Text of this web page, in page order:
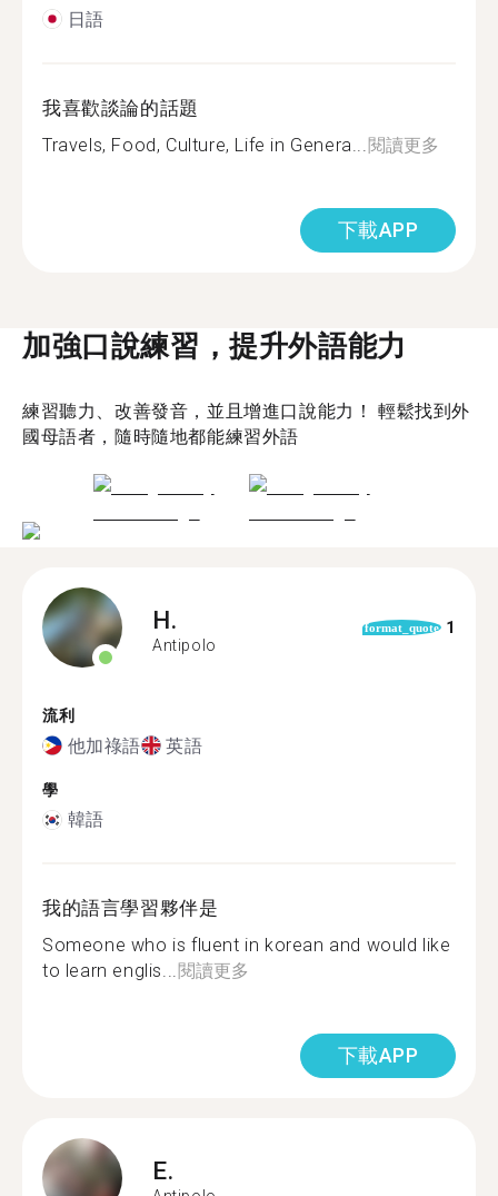
日語
我喜歡談論的話題
Travels, Food, Culture, Life in Genera... 閱讀更多
下載APP
加強口說練習，提升外語能力
練習聽力、改善發音，並且增進口說能力！ 輕鬆找到外
國母語者，隨時隨地都能練習外語
H.
Antipolo
format_quote 1
流利
他加祿語 英語
學
韓語
我的語言學習夥伴是
Someone who is fluent in korean and would like
to learn englis...閱讀更多
下載APP
E.